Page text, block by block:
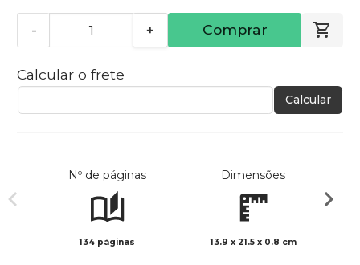
- + Comprar
Calcular o frete
Calcular
Nº de páginas
134 páginas
Dimensões
13.9 x 21.5 x 0.8 cm